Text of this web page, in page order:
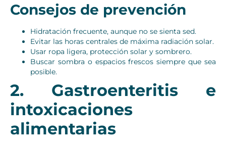
Consejos de prevención
Hidratación frecuente, aunque no se sienta sed.
Evitar las horas centrales de máxima radiación solar.
Usar ropa ligera, protección solar y sombrero.
Buscar sombra o espacios frescos siempre que sea
posible.
2. Gastroenteritis e
intoxicaciones
alimentarias